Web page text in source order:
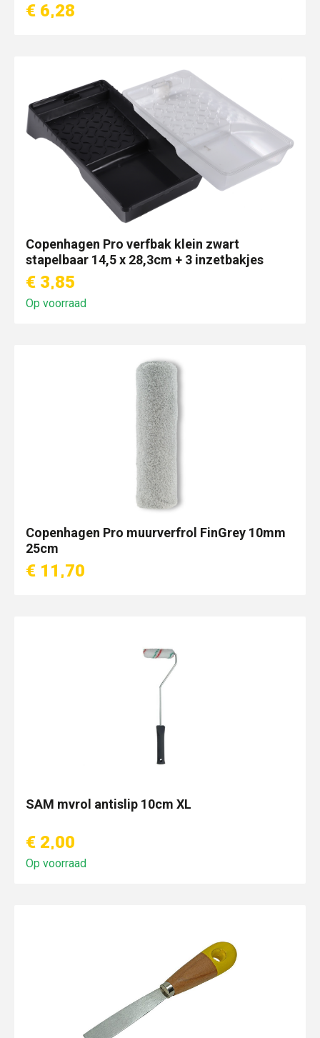
€ 6,28
Copenhagen Pro verfbak klein zwart
stapelbaar 14,5 x 28,3cm + 3 inzetbakjes
€ 3,85
Op voorraad
Copenhagen Pro muurverfrol FinGrey 10mm
25cm
€ 11,70
SAM mvrol antislip 10cm XL
€ 2,00
Op voorraad